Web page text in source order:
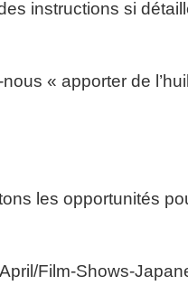
instructions si
« apporter de
les opportunités
Film-Shows-